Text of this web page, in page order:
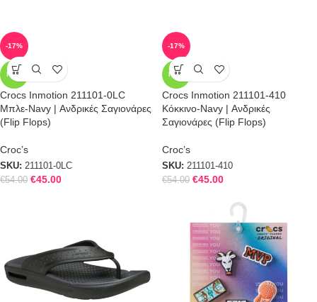
-17%
NEW
Crocs Inmotion 211101-0LC
Μπλε-Navy | Ανδρικές Σαγιονάρες
(Flip Flops)
Croc’s
SKU: 211101-0LC
€54.00 €45.00
-17%
NEW
Crocs Inmotion 211101-410
Κόκκινο-Navy | Ανδρικές
Σαγιονάρες (Flip Flops)
Croc’s
SKU: 211101-410
€54.00 €45.00